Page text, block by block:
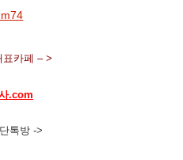
표카페 – >
.com
톡방 ->